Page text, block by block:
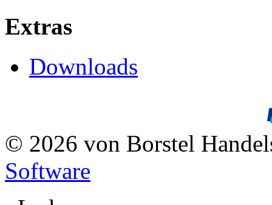
Extras
Downloads
© 2026 von Borstel
Software